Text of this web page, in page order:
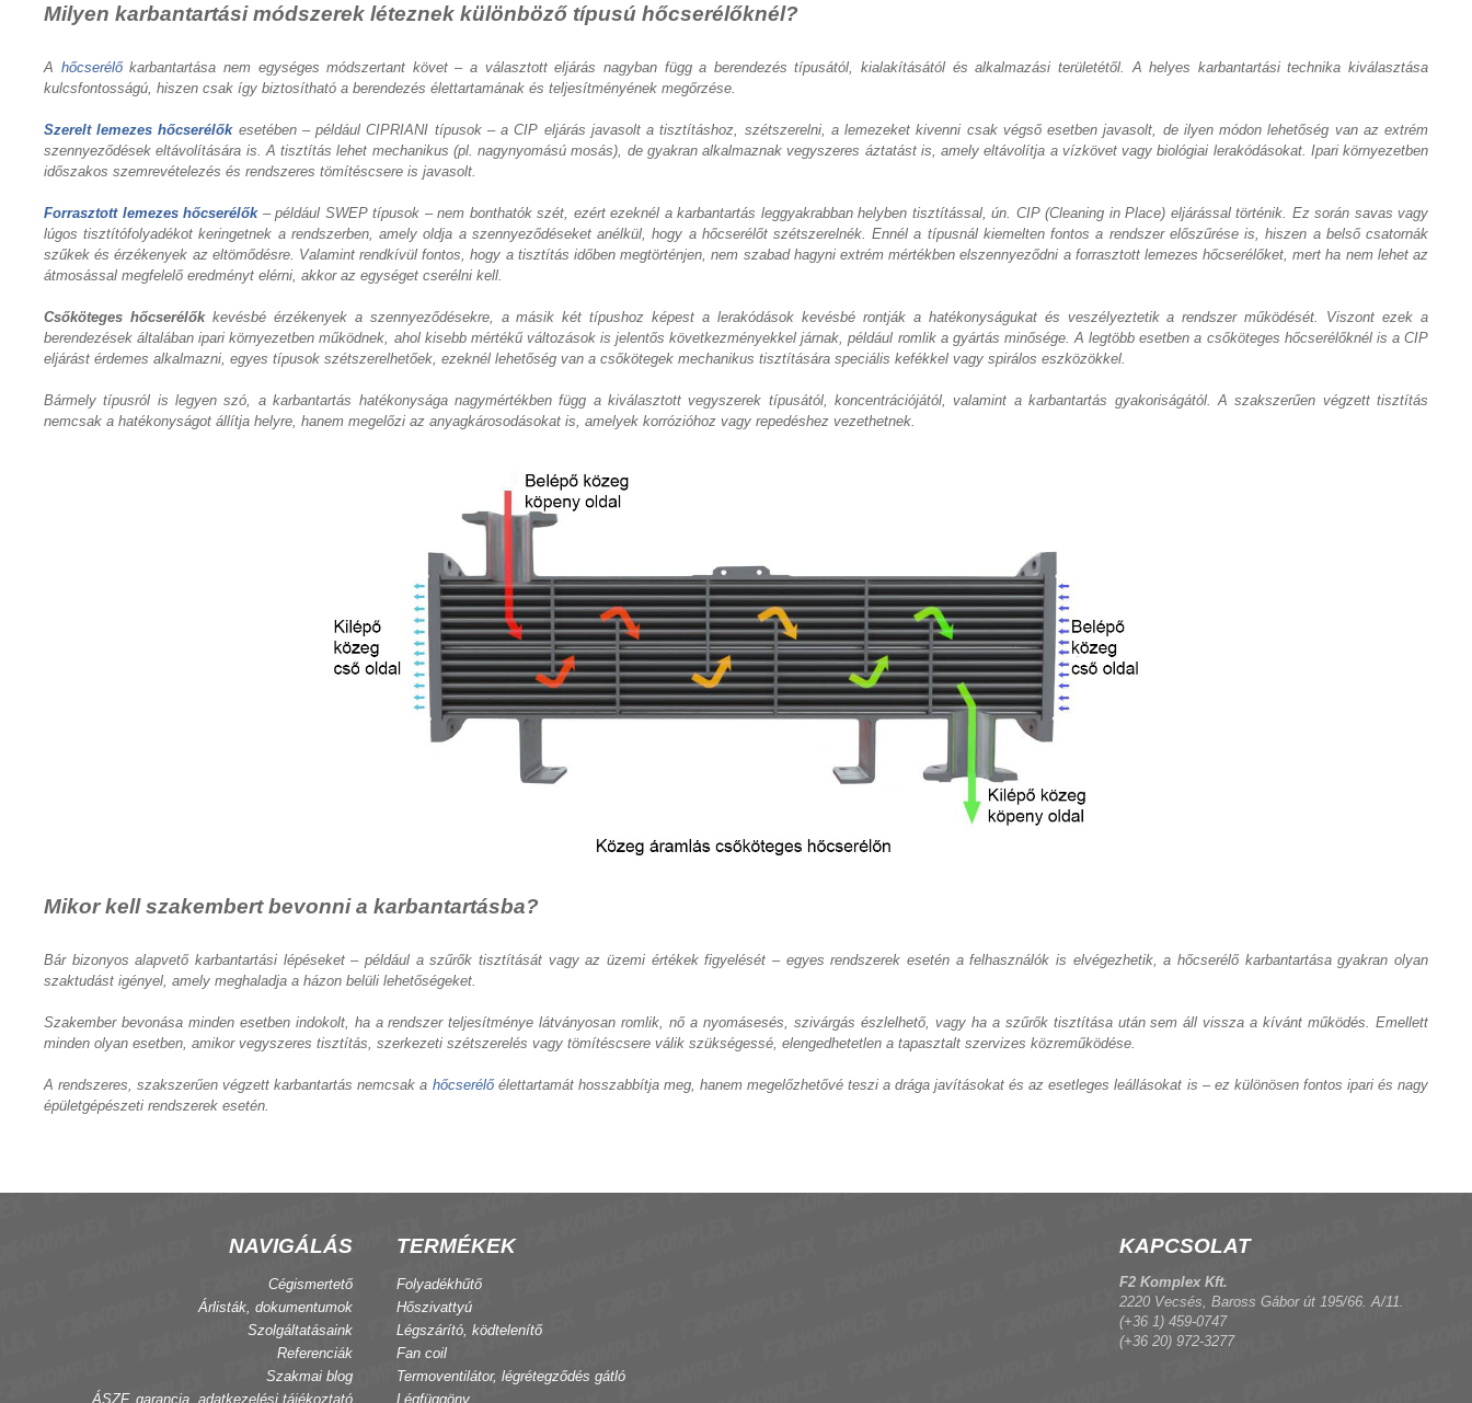
Milyen karbantartási módszerek léteznek különböző típusú hőcserélőknél?
A hőcserélőkarbantartása nem egységes módszertant követ – a választott eljárás nagyban függ a berendezés típusától, kialakításától és alkalmazási területétől. A helyes karbantartási technika kiválasztása
kulcsfontosságú, hiszen csak így biztosítható a berendezés élettartamának és teljesítményének megőrzése.
Szerelt lemezes hőcserélőkesetében – például CIPRIANI típusok – a CIP eljárás javasolt a tisztításhoz, szétszerelni, a lemezeket kivenni csak végső esetben javasolt, de ilyen módon lehetőség van az extrém
szennyeződések eltávolítására is. A tisztítás lehet mechanikus (pl. nagynyomású mosás), de gyakran alkalmaznak vegyszeres áztatást is, amely eltávolítja a vízkövet vagy biológiai lerakódásokat. Ipari környezetben
időszakos szemrevételezés és rendszeres tömítéscsere is javasolt.
Forrasztott lemezes hőcserélők– például SWEP típusok – nem bonthatók szét, ezért ezeknél a karbantartás leggyakrabban helyben tisztítással, ún. CIP (Cleaning in Place) eljárással történik. Ez során savas vagy
lúgos tisztítófolyadékot keringetnek a rendszerben, amely oldja a szennyeződéseket anélkül, hogy a hőcserélőt szétszerelnék. Ennél a típusnál kiemelten fontos a rendszer előszűrése is, hiszen a belső csatornák
szűkek és érzékenyek az eltömődésre. Valamint rendkívül fontos, hogy a tisztítás időben megtörténjen, nem szabad hagyni extrém mértékben elszennyeződni a forrasztott lemezes hőcserélőket, mert ha nem lehet az
átmosással megfelelő eredményt elérni, akkor az egységet cserélni kell.
Csőköteges hőcserélőkkevésbé érzékenyek a szennyeződésekre, a másik két típushoz képest a lerakódások kevésbé rontják a hatékonyságukat és veszélyeztetik a rendszer működését. Viszont ezek a
berendezések általában ipari környezetben működnek, ahol kisebb mértékű változások is jelentős következményekkel járnak, például romlik a gyártás minősége. A legtöbb esetben a csőköteges hőcserélőknél is a CIP
eljárást érdemes alkalmazni, egyes típusok szétszerelhetőek, ezeknél lehetőség van a csőkötegek mechanikus tisztítására speciális kefékkel vagy spirálos eszközökkel.
Bármely típusról is legyen szó, a karbantartás hatékonysága nagymértékben függ a kiválasztott vegyszerek típusától, koncentrációjától, valamint a karbantartás gyakoriságától. A szakszerűen végzett tisztítás
nemcsak a hatékonyságot állítja helyre, hanem megelőzi az anyagkárosodásokat is, amelyek korrózióhoz vagy repedéshez vezethetnek.
Mikor kell szakembert bevonni a karbantartásba?
Bár bizonyos alapvető karbantartási lépéseket – például a szűrők tisztítását vagy az üzemi értékek figyelését – egyes rendszerek esetén a felhasználók is elvégezhetik, a hőcserélő karbantartása gyakran olyan
szaktudást igényel, amely meghaladja a házon belüli lehetőségeket.
Szakember bevonása minden esetben indokolt, ha a rendszer teljesítménye látványosan romlik, nő a nyomásesés, szivárgás észlelhető, vagy ha a szűrők tisztítása után sem áll vissza a kívánt működés. Emellett
minden olyan esetben, amikor vegyszeres tisztítás, szerkezeti szétszerelés vagy tömítéscsere válik szükségessé, elengedhetetlen a tapasztalt szervizes közreműködése.
A rendszeres, szakszerűen végzett karbantartás nemcsak a hőcserélőélettartamát hosszabbítja meg, hanem megelőzhetővé teszi a drága javításokat és az esetleges leállásokat is – ez különösen fontos ipari és nagy
épületgépészeti rendszerek esetén.
NAVIGÁLÁS
Cégismertető
Árlisták, dokumentumok
Szolgáltatásaink
Referenciák
Szakmai blog
ÁSZF, garancia, adatkezelési tájékoztató
TERMÉKEK
Folyadékhűtő
Hőszivattyú
Légszárító, ködtelenítő
Fan coil
Termoventilátor, légrétegződés gátló
Légfüggöny
KAPCSOLAT
F2 Komplex Kft.
2220 Vecsés, Baross Gábor út 195/66. A/11.
(+36 1) 459-0747
(+36 20) 972-3277